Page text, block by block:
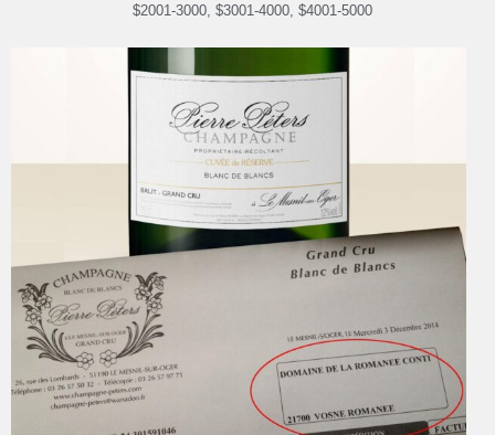
$2001-3000, $3001-4000, $4001-5000